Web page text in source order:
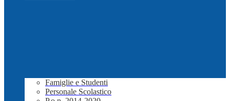
Famiglie e Studenti
Personale Scolastico